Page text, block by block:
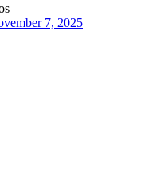
7, 2025